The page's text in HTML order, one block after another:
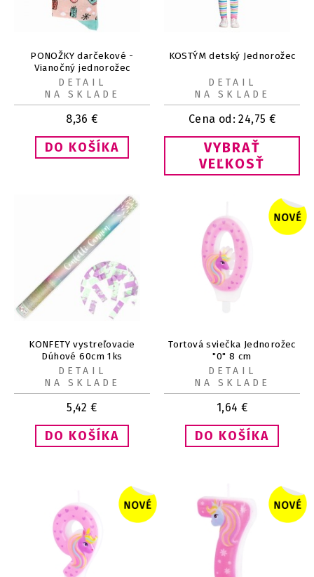
PONOŽKY darčekové -
Vianočný jednorožec
8,36 €
DETAIL
NA SKLADE
KOSTÝM detský Jednorožec
Cena od:24,75 €
VYBRAŤ
VEĽKOSŤ
DETAIL
NA SKLADE
KONFETY vystreľovacie
Dúhové 60cm 1ks
5,42 €
DETAIL
NA SKLADE
Tortová sviečka Jednorožec
"0" 8 cm
1,64 €
DETAIL
NA SKLADE